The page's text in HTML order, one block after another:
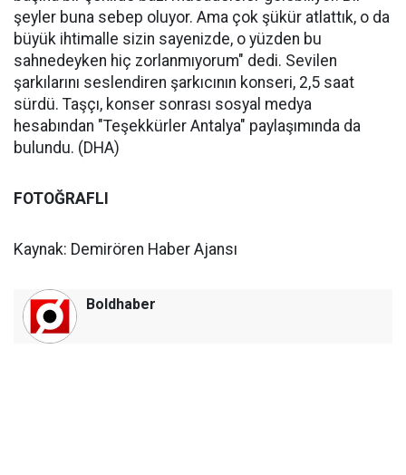
şeyler buna sebep oluyor. Ama çok şükür atlattık, o da
büyük ihtimalle sizin sayenizde, o yüzden bu
sahnedeyken hiç zorlanmıyorum" dedi. Sevilen
şarkılarını seslendiren şarkıcının konseri, 2,5 saat
sürdü. Taşçı, konser sonrası sosyal medya
hesabından "Teşekkürler Antalya" paylaşımında da
bulundu. (DHA)
FOTOĞRAFLI
Kaynak: Demirören Haber Ajansı
Boldhaber